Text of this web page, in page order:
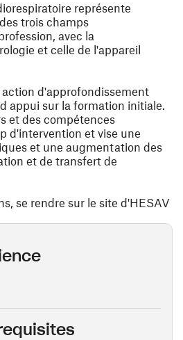
représente
trois champs
avec la
et celle de l'appareil
d'approfondissement
appui sur la formation initiale.
et des compétences
d'intervention et vise une
et une augmentation des
et de transfert de
se rendre sur le site d'HESAV